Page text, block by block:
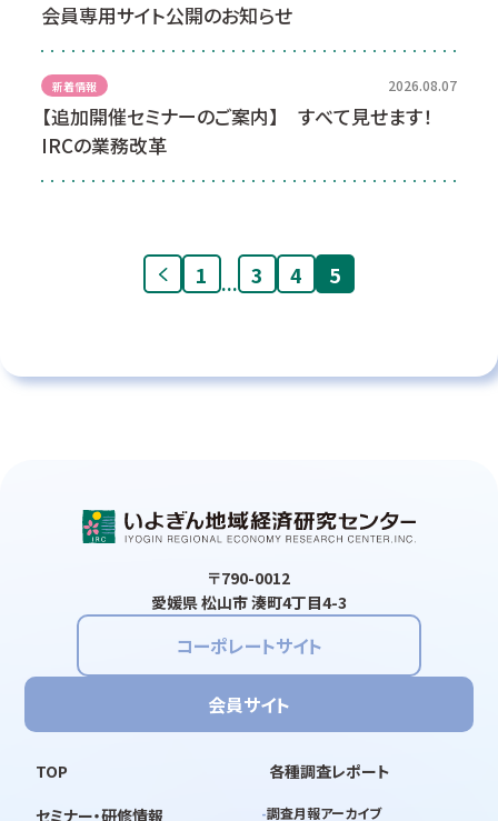
会員専用サイト公開のお知らせ
新着情報 2026.08.07
【追加開催セミナーのご案内】 すべて見せます！
IRCの業務改革
1 ... 3 4 5
〒790-0012
愛媛県 松山市 湊町4丁目4-3
コーポレートサイト
会員サイト
TOP
セミナー・研修情報
各種調査レポート
調査月報アーカイブ